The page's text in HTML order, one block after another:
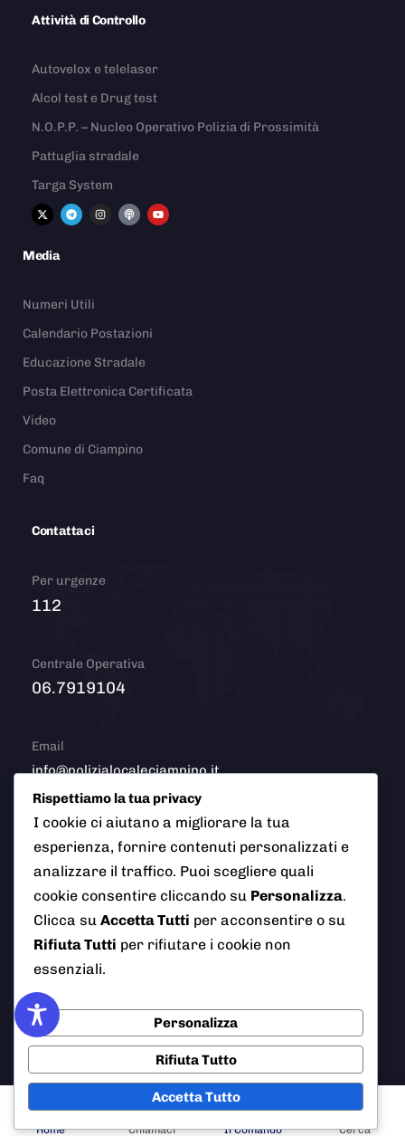
Attività di Controllo
Autovelox e telelaser
Alcol test e Drug test
N.O.P.P. – Nucleo Operativo Polizia di Prossimità
Pattuglia stradale
Targa System
Media
Numeri Utili
Calendario Postazioni
Educazione Stradale
Posta Elettronica Certificata
Video
Comune di Ciampino
Faq
Contattaci
Per urgenze
112
Centrale Operativa
06.7919104
Email
info@polizialocaleciampino.it
© 2026 Polizia Locale del Comune di Ciampino (Roma). Tutti
i diritti riservati
AI Info
Cookie Policy Credits
Home Chiamaci Il Comando Cerca
Rispettiamo la tua privacy
I cookie ci aiutano a migliorare la tua
esperienza, fornire contenuti personalizzati e
analizzare il traffico. Puoi scegliere quali
cookie consentire cliccando su Personalizza.
Clicca su Accetta Tutti per acconsentire o su
Rifiuta Tutti per rifiutare i cookie non
essenziali.
Personalizza
Rifiuta Tutto
Accetta Tutto